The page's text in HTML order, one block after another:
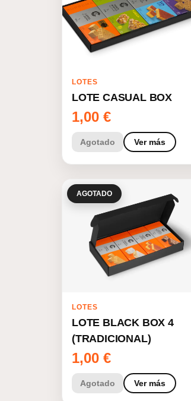
LOTES
LOTE CASUAL BOX
1,00 €
Agotado Ver más
AGOTADO
LOTES
LOTE BLACK BOX 4
(TRADICIONAL)
1,00 €
Agotado Ver más